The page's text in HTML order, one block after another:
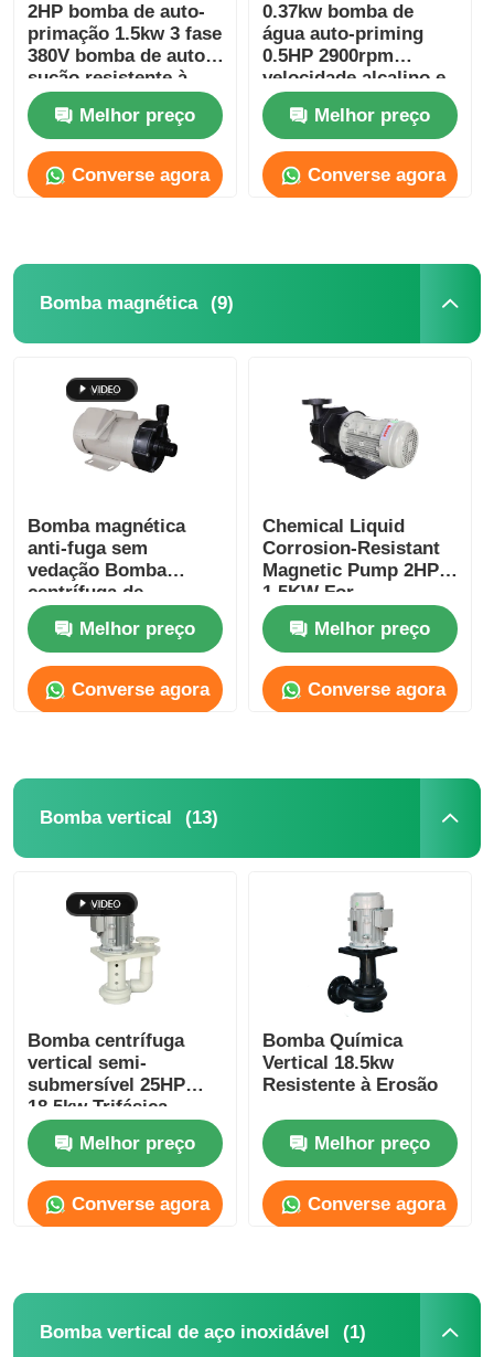
Casa
Vídeos
Quem Somos
Fábrica
Controle de Qualidade
Fale Conosco
notícias
2HP bomba de auto-
primação 1.5kw 3 fase
380V bomba de auto-
sução resistente à
erosão
Melhor preço
Converse agora
0.37kw bomba de
água auto-priming
0.5HP 2900rpm
velocidade alcalino e
resistente à corrosão
Melhor preço
Converse agora
Bomba magnética (9)
Bomba magnética
anti-fuga sem
vedação Bomba
centrífuga de
acionamento
magnético 0,25HP
180W
Melhor preço
Converse agora
Chemical Liquid
Corrosion-Resistant
Magnetic Pump 2HP
1.5KW For
Semiconductor PCB
Wastewater
Treatment
Melhor preço
Converse agora
Bomba vertical (13)
Bomba centrífuga
vertical semi-
submersível 25HP
18,5kw Trifásica
Economia de Energia
Melhor preço
Converse agora
Bomba Química
Vertical 18.5kw
Resistente à Erosão
Melhor preço
Converse agora
Bomba vertical de aço inoxidável (1)